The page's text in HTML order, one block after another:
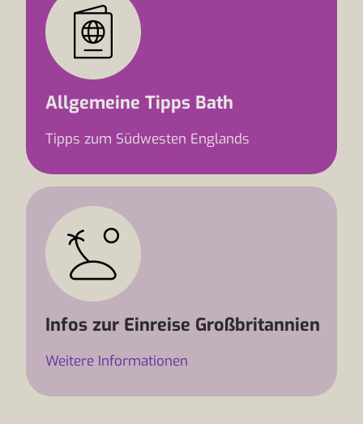
Allgemeine Tipps Bath
Tipps zum Südwesten Englands
Infos zur Einreise Großbritannien
Weitere Informationen